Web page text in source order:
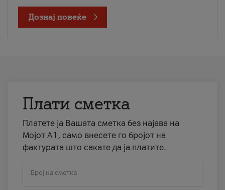
Дознај повеќе
Плати сметка
Платете ја Вашата сметка без најава на
Мојот А1, само внесете го бројот на
фактурата што сакате да ја платите.
Број на сметка